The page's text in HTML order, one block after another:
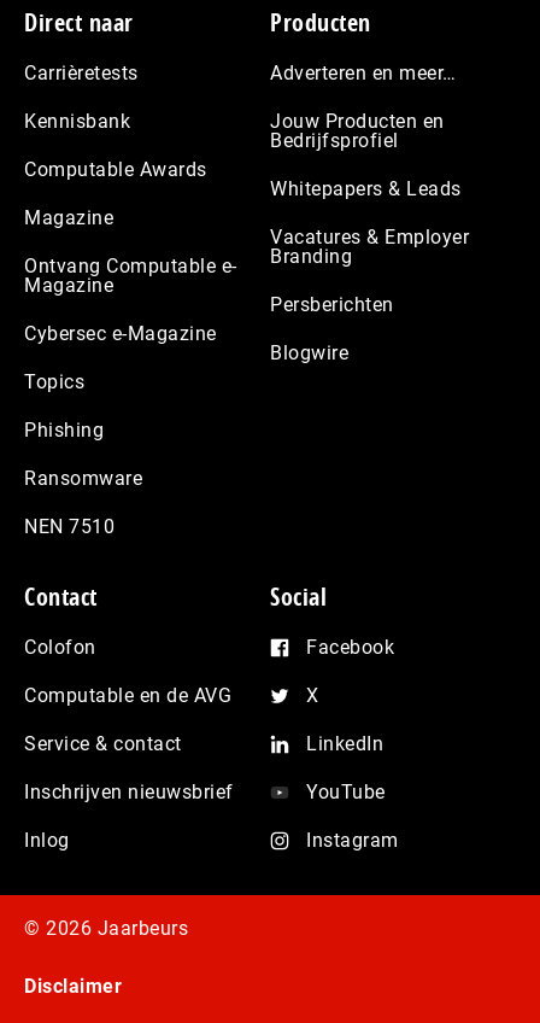
Footer
Direct naar
Carrièretests
Kennisbank
Computable Awards
Magazine
Ontvang Computable e-
Magazine
Cybersec e-Magazine
Topics
Phishing
Ransomware
NEN 7510
Producten
Adverteren en meer…
Jouw Producten en
Bedrijfsprofiel
Whitepapers & Leads
Vacatures & Employer
Branding
Persberichten
Blogwire
Contact
Colofon
Computable en de AVG
Service & contact
Inschrijven nieuwsbrief
Inlog
Social
Facebook
X
LinkedIn
YouTube
Instagram
© 2026 Jaarbeurs
Disclaimer